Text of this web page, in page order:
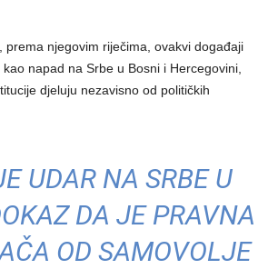
prema njegovim riječima, ovakvi događaji
napad na Srbe u Bosni i Hercegovini,
djeluju nezavisno od političkih
UDAR NA SRBE U
DA JE PRAVNA
OD SAMOVOLJE